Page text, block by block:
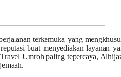
terkemuka yang
buat menyediakan layanan
Umroh paling tepercaya,